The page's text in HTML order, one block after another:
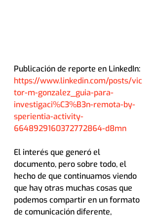
Publicación de reporte en LinkedIn:
https://www.linkedin.com/posts/vic
tor-m-gonzalez_guia-para-
investigaci%C3%B3n-remota-by-
sperientia-activity-
6648929160372772864-d8mn
El interés que generó el
documento, pero sobre todo, el
hecho de que continuamos viendo
que hay otras muchas cosas que
podemos compartir en un formato
de comunicación diferente,